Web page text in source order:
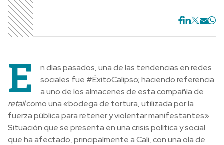
E
n días pasados, una de las tendencias en redes
sociales fue #ÉxitoCalipso; haciendo referencia
a uno de los almacenes de esta compañía de
retailcomo una «bodega de tortura, utilizada por la
fuerza pública para retener y violentar manifestantes».
Situación que se presenta en una crisis política y social
que ha afectado, principalmente a Cali, con una ola de